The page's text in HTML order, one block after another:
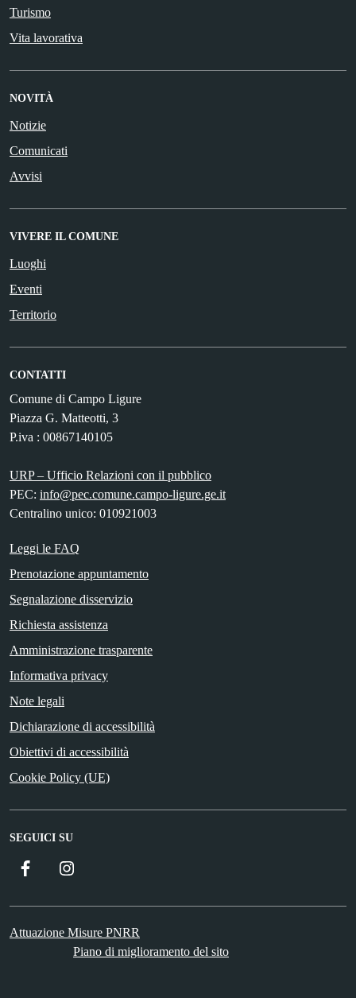
Turismo
Vita lavorativa
NOVITÀ
Notizie
Comunicati
Avvisi
VIVERE IL COMUNE
Luoghi
Eventi
Territorio
CONTATTI
Comune di Campo Ligure
Piazza G. Matteotti, 3
P.iva : 00867140105
URP – Ufficio Relazioni con il pubblico
PEC: info@pec.comune.campo-ligure.ge.it
Centralino unico: 010921003
Leggi le FAQ
Prenotazione appuntamento
Segnalazione disservizio
Richiesta assistenza
Amministrazione trasparente
Informativa privacy
Note legali
Dichiarazione di accessibilità
Obiettivi di accessibilità
Cookie Policy (UE)
SEGUICI SU
Facebook
Attuazione Misure PNRR
Piano di miglioramento del sito